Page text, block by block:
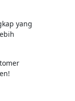
yang